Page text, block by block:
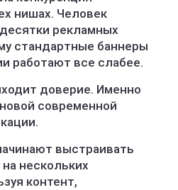
нишах. Человек
рекламных
стандартные баннеры
работают все слабее.
доверие. Именно
современной
выстраивать
нескольких
контент,